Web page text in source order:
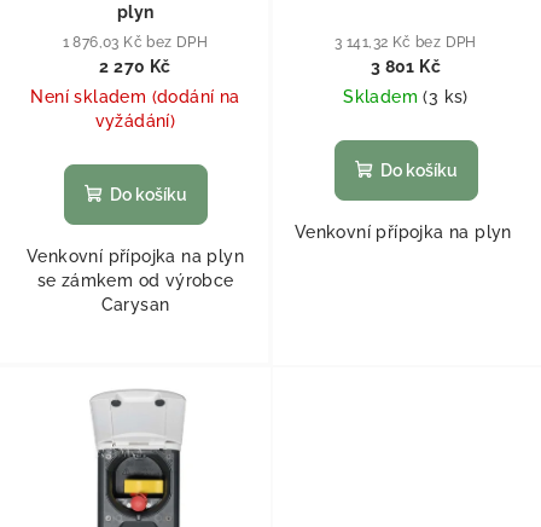
plyn
1 876,03 Kč bez DPH
2 270 Kč
Není skladem (dodání na
vyžádání)
Do košíku
Venkovní přípojka na plyn
se zámkem od výrobce
Carysan
3 141,32 Kč bez DPH
3 801 Kč
Skladem(3 ks)
Do košíku
Venkovní přípojka na plyn